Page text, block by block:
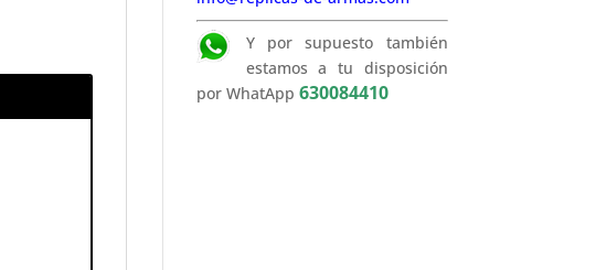
Y por supuesto también
estamos a tu disposición
por WhatApp 630084410